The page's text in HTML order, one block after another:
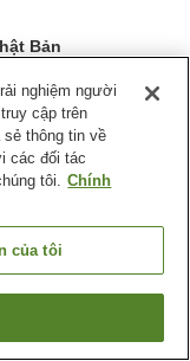
Bản
trấn Matsuzaki
nghiệm người
cập trên
sẻ thông tin về
các đối tác
tôi. Chính
của tôi